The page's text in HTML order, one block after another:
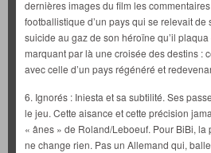
dernières images du film les
footballistique d’un pays qui se relevait de
suicide au gaz de son héroïne qu’il
marquant par là une croisée des destins :
avec celle d’un pays régénéré et
6. Ignorés : Iniesta et sa subtilité. Ses
le jeu. Cette aisance et cette précision
« ânes » de Roland/Leboeuf. Pour BiBi, la
ne change rien. Pas un Allemand qui,